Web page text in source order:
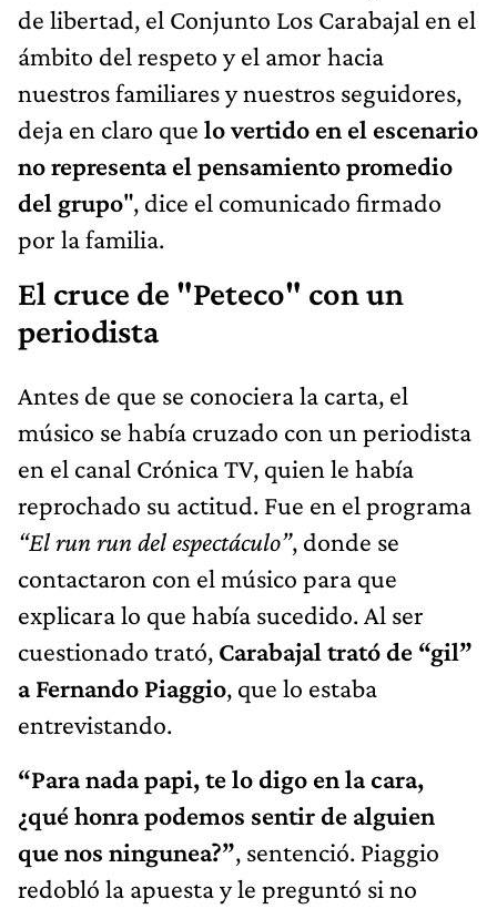
de libertad, el Conjunto Los Carabajal en el
ámbito del respeto y el amor hacia
nuestros familiares y nuestros seguidores,
deja en claro que lo vertido en el escenario
no representa el pensamiento promedio
del grupo", dice el comunicado firmado
por la familia.
El cruce de "Peteco" con un
periodista
Antes de que se conociera la carta, el
músico se había cruzado con un periodista
en el canal Crónica TV, quien le había
reprochado su actitud. Fue en el programa
“El run run del espectáculo”, donde se
contactaron con el músico para que
explicara lo que había sucedido. Al ser
cuestionado trató, Carabajal trató de “gil”
a Fernando Piaggio, que lo estaba
entrevistando.
“Para nada papi, te lo digo en la cara,
¿qué honra podemos sentir de alguien
que nos ningunea?”, sentenció. Piaggio
redobló la apuesta y le preguntó si no